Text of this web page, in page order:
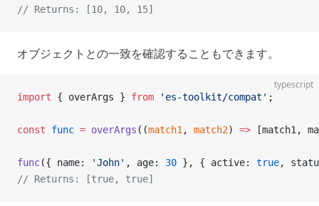
// Returns: [10, 10, 15]
オブジェクトとの一致を確認することもできます。
typescript
import { overArgs } from 'es-toolkit/compat' ;
const func = overArgs ((match1 , match2) => [match1,
func({ name: 'John' , age: 30 }, { active: true,
// Returns: [true, true]